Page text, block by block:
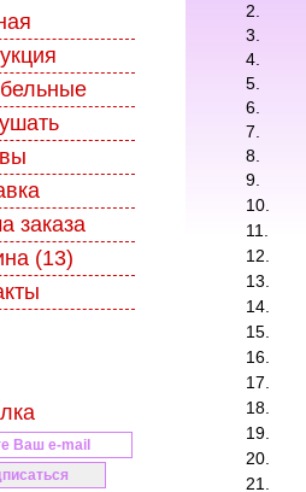
заказа
(13)
2.
3.
4.
5.
6.
7.
8.
9.
10.
11.
12.
13.
14.
15.
16.
17.
18.
19.
20.
21.